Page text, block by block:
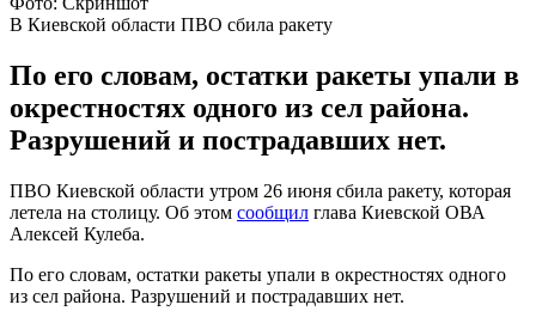
В Киевской области ПВО сбила ракету
По его словам, остатки ракеты упали в
окрестностях одного из сел района.
Разрушений и пострадавших нет.
ПВО Киевской области утром 26 июня сбила ракету, которая
летела на столицу. Об этом сообщил глава Киевской ОВА
Алексей Кулеба.
По его словам, остатки ракеты упали в окрестностях одного
из сел района. Разрушений и пострадавших нет.